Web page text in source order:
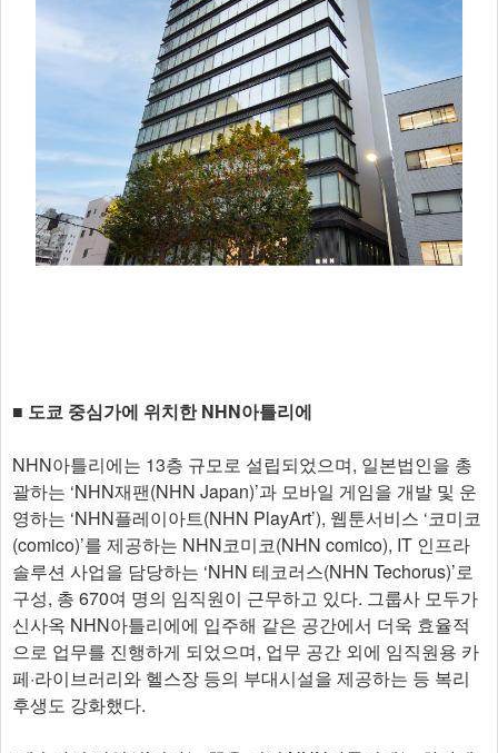
■ 도쿄 중심가에 위치한 NHN아틀리에
NHN아틀리에는 13층 규모로 설립되었으며, 일본법인을 총
괄하는 ‘NHN재팬(NHN Japan)’과 모바일 게임을 개발 및 운
영하는 ‘NHN플레이아트(NHN PlayArt’), 웹툰서비스 ‘코미코
(comico)’를 제공하는 NHN코미코(NHN comico), IT 인프라
솔루션 사업을 담당하는 ‘NHN 테코러스(NHN Techorus)’로
구성, 총 670여 명의 임직원이 근무하고 있다. 그룹사 모두가
신사옥 NHN아틀리에에 입주해 같은 공간에서 더욱 효율적
으로 업무를 진행하게 되었으며, 업무 공간 외에 임직원용 카
페·라이브러리와 헬스장 등의 부대시설을 제공하는 등 복리
후생도 강화했다.